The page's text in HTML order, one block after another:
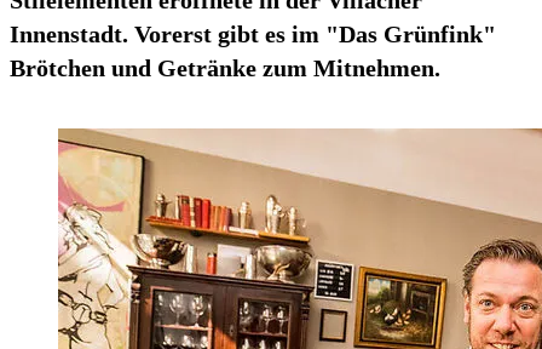
Innenstadt. Vorerst gibt es im "Das Grünfink"
Brötchen und Getränke zum Mitnehmen.